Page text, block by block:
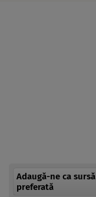
Adaugă-ne ca sursă
preferată